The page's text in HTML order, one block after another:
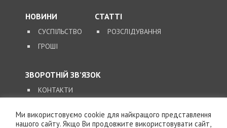
Лікар з Дніпропетровщини організував схему
вивезення військовослужбовця з частини за 7 тисяч
доларів
ПОПУЛЯРНІ НОВИНИ
Ми використовуємо cookie для найкращого представлення
нашого сайту. Якщо Ви продовжите використовувати сайт,